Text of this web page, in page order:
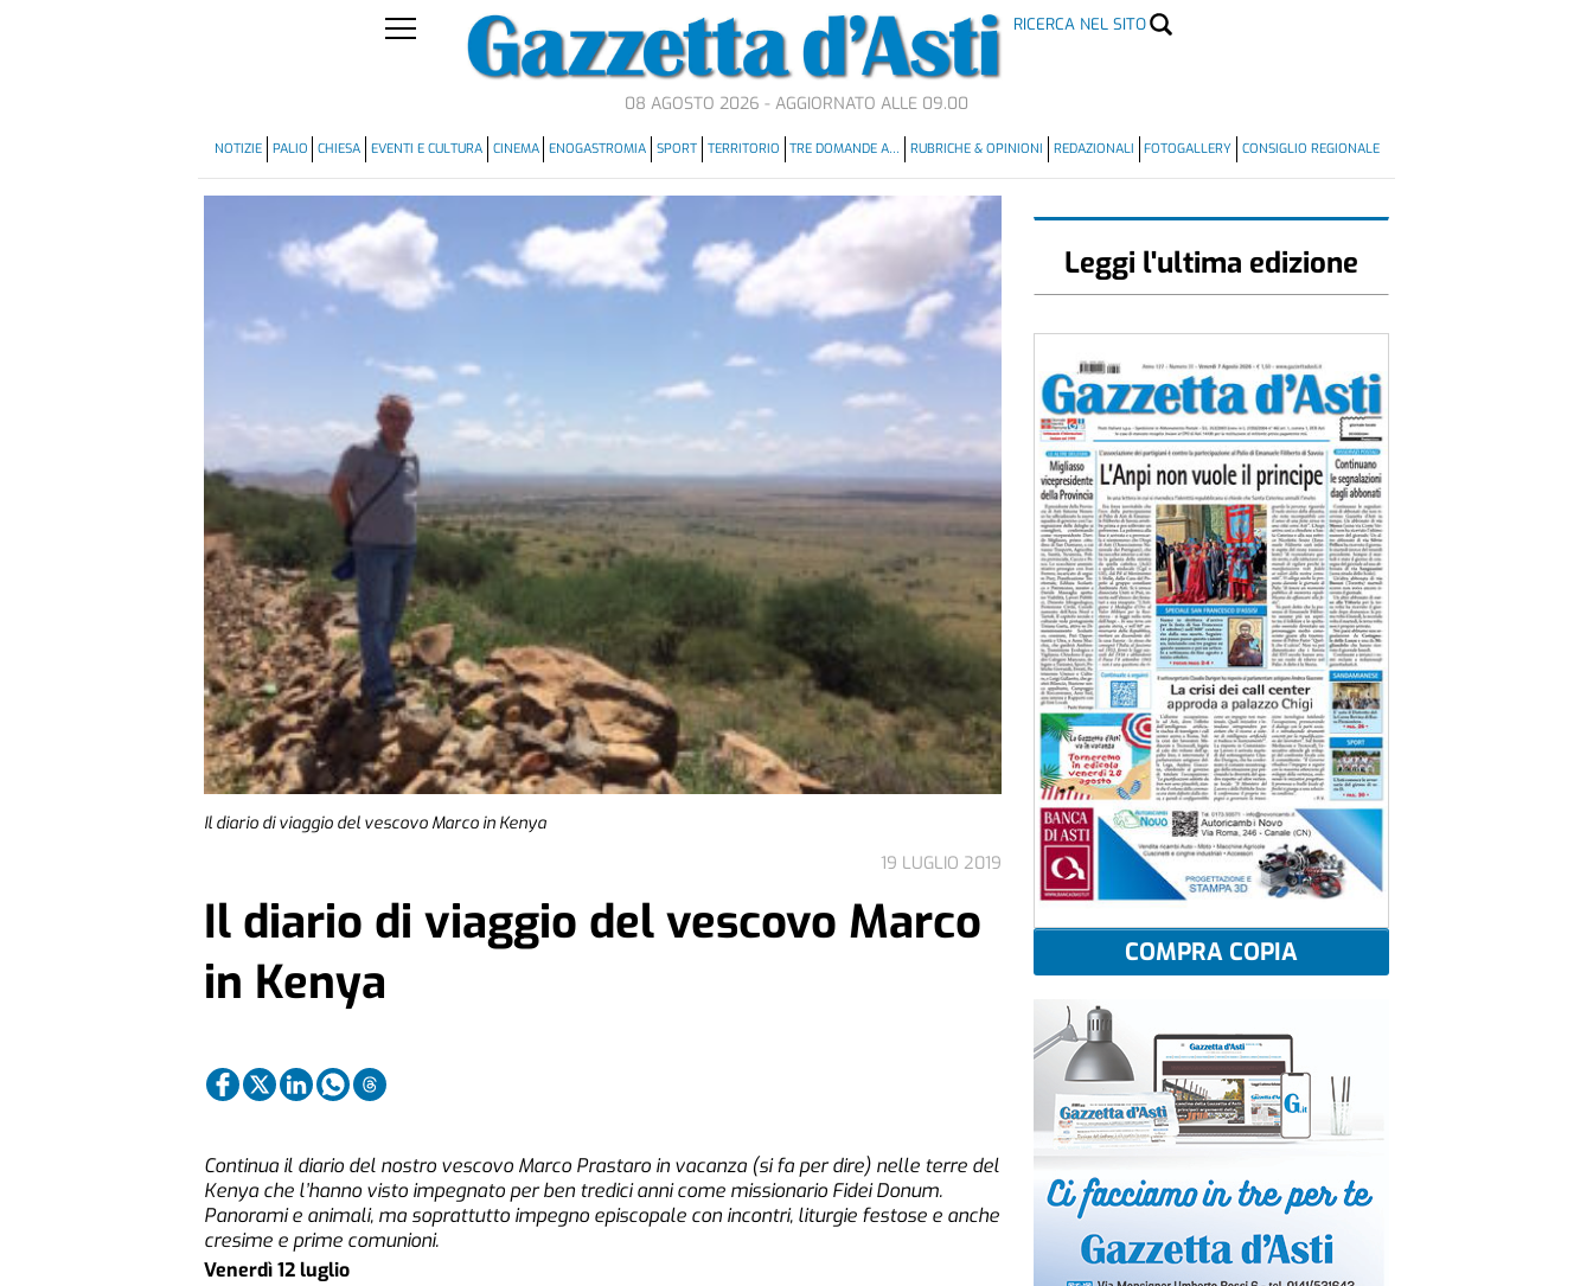
RICERCA NEL SITO
08 AGOSTO 2026 - AGGIORNATO ALLE 09.00
NOTIZIE PALIO CHIESA EVENTI E CULTURA CINEMA ENOGASTROMIA SPORT TERRITORIO TRE DOMANDE A… RUBRICHE & OPINIONI REDAZIONALI FOTOGALLERY CONSIGLIO REGIONALE
Il diario di viaggio del vescovo Marco in Kenya
19 LUGLIO 2019
Il diario di viaggio del vescovo Marco
in Kenya
Continua il diario del nostro vescovo Marco Prastaro in vacanza (si fa per dire) nelle terre del
Kenya che l’hanno visto impegnato per ben tredici anni come missionario Fidei Donum.
Panorami e animali, ma soprattutto impegno episcopale con incontri, liturgie festose e anche
cresime e prime comunioni.
Venerdì 12 luglio
Leggi l'ultima edizione
COMPRA COPIA